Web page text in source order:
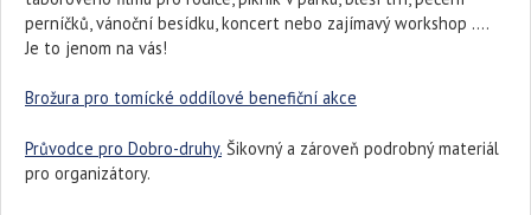
perníčků, vánoční besídku, koncert nebo zajímavý workshop ....
Je to jenom na vás!
Brožura pro tomícké oddílové benefiční akce
Průvodce pro Dobro-druhy. Šikovný a zároveň podrobný materiál
pro organizátory.